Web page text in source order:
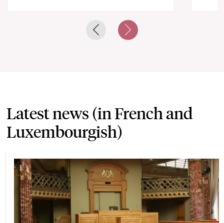
Previous slideNext slide
Latest news (in French and
Luxembourgish)